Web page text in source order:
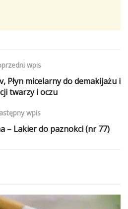
wpis
Płyn micelarny do demakijażu i
twarzy i oczu
wpis
– Lakier do paznokci (nr 77)